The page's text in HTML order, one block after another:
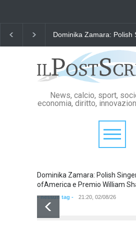
William Shakespeare "Il Passaporto di
News, calcio, sport,
economia, diritto,
Dominika Zamara: Polish
ofAmerica e Premio William
- nessun tag - 21:20, 02/08/26